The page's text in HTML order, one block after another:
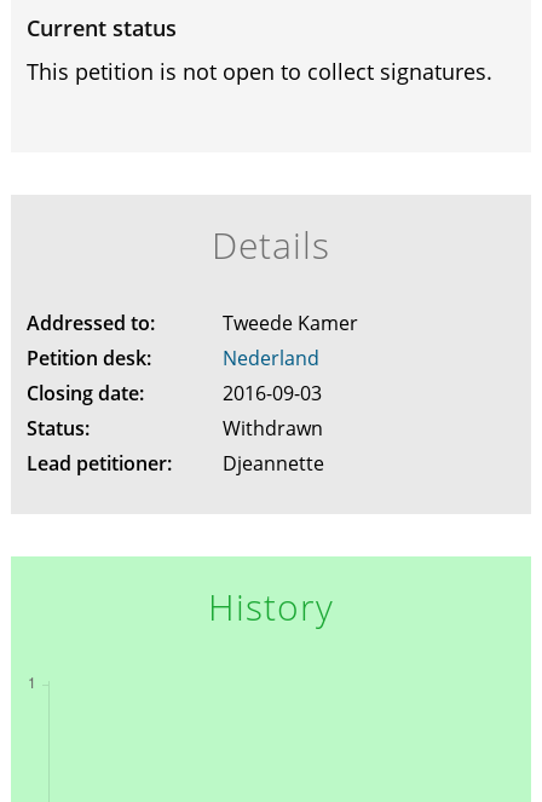
Current status
This petition is not open to collect signatures.
Details
Addressed to:
Tweede Kamer
Petition desk:
Nederland
Closing date:
2016-09-03
Status:
Withdrawn
Lead petitioner:
Djeannette
History